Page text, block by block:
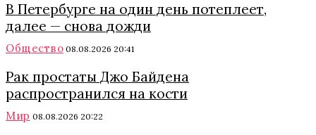
В Петербурге на один день потеплеет,
далее — снова дожди
Общество 08.08.2026 20:41
Рак простаты Джо Байдена
распространился на кости
Мир 08.08.2026 20:22